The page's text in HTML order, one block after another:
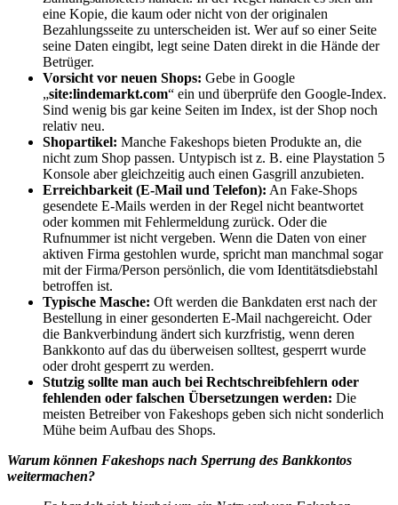
eine Kopie, die kaum oder nicht von der originalen
Bezahlungsseite zu unterscheiden ist. Wer auf so einer Seite
seine Daten eingibt, legt seine Daten direkt in die Hände der
Betrüger.
Vorsicht vor neuen Shops: Gebe in Google
„site:lindemarkt.com“ ein und überprüfe den Google-Index.
Sind wenig bis gar keine Seiten im Index, ist der Shop noch
relativ neu.
Shopartikel: Manche Fakeshops bieten Produkte an, die
nicht zum Shop passen. Untypisch ist z. B. eine Playstation 5
Konsole aber gleichzeitig auch einen Gasgrill anzubieten.
Erreichbarkeit (E-Mail und Telefon): An Fake-Shops
gesendete E-Mails werden in der Regel nicht beantwortet
oder kommen mit Fehlermeldung zurück. Oder die
Rufnummer ist nicht vergeben. Wenn die Daten von einer
aktiven Firma gestohlen wurde, spricht man manchmal sogar
mit der Firma/Person persönlich, die vom Identitätsdiebstahl
betroffen ist.
Typische Masche: Oft werden die Bankdaten erst nach der
Bestellung in einer gesonderten E-Mail nachgereicht. Oder
die Bankverbindung ändert sich kurzfristig, wenn deren
Bankkonto auf das du überweisen solltest, gesperrt wurde
oder droht gesperrt zu werden.
Stutzig sollte man auch bei Rechtschreibfehlern oder
fehlenden oder falschen Übersetzungen werden: Die
meisten Betreiber von Fakeshops geben sich nicht sonderlich
Mühe beim Aufbau des Shops.
Warum können Fakeshops nach Sperrung des Bankkontos
weitermachen?